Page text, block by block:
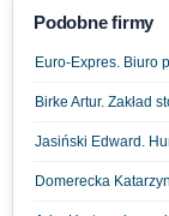
Podobne firmy
Euro-Expres. Biuro
Birke Artur. Zakład
Jasiński Edward.
Domerecka